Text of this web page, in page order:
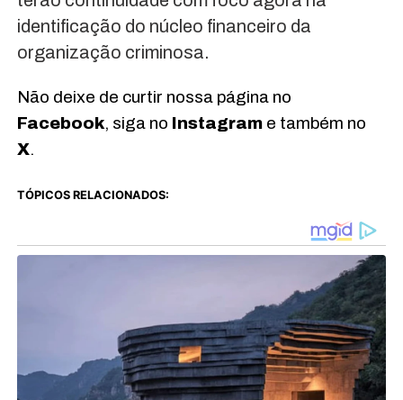
identificação do núcleo financeiro da
organização criminosa.
Não deixe de curtir nossa página no
Facebook, siga no Instagrame também no
X.
TÓPICOS RELACIONADOS: